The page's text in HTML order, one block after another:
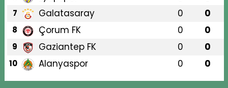
7 Galatasaray 0 0
8 Çorum FK 0 0
9 Gaziantep FK 0 0
10 Alanyaspor 0 0